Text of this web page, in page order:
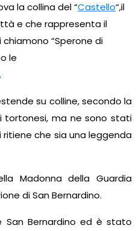
la collina del “Castello“,il
e che rappresenta il
“Sperone di
le
.
su colline, secondo la
tortonesi, ma ne sono stati
che sia una leggenda
Madonna della Guardia
di San Bernardino.
San Bernardino ed è stato